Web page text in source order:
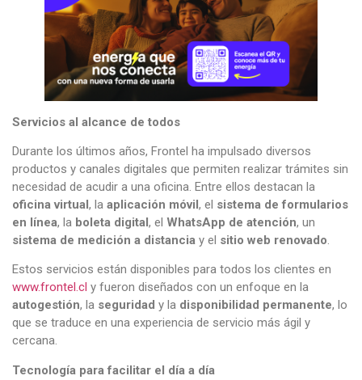
Servicios al alcance de todos
Durante los últimos años, Frontel ha impulsado diversos
productos y canales digitales que permiten realizar trámites sin
necesidad de acudir a una oficina. Entre ellos destacan la
oficina virtual, la aplicación móvil, el sistema de formularios
en línea, la boleta digital, el WhatsApp de atención, un
sistema de medición a distancia y el sitio web renovado.
Estos servicios están disponibles para todos los clientes en
www.frontel.cl y fueron diseñados con un enfoque en la
autogestión, la seguridad y la disponibilidad permanente, lo
que se traduce en una experiencia de servicio más ágil y
cercana.
Tecnología para facilitar el día a día